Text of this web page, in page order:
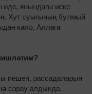
иде, янындагы иске
Хут суыгының булмый
килә, Аллага
пешеп, рассадаларын
сорау алдында.